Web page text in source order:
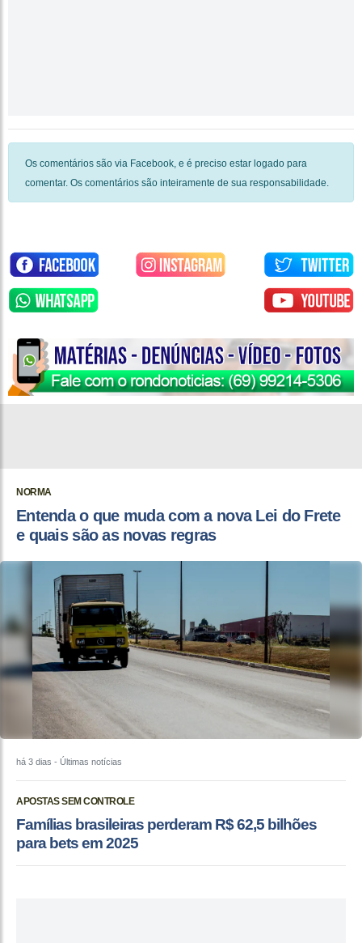
Os comentários são via Facebook, e é preciso estar logado para
comentar. Os comentários são inteiramente de sua responsabilidade.
NORMA
Entenda o que muda com a nova Lei do Frete
e quais são as novas regras
há 3 dias - Últimas notícias
APOSTAS SEM CONTROLE
Famílias brasileiras perderam R$ 62,5 bilhões
para bets em 2025